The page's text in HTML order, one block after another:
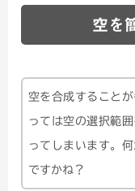
空を
空を合成すること
っては空の選択範
ってしまいます。
ですかね？